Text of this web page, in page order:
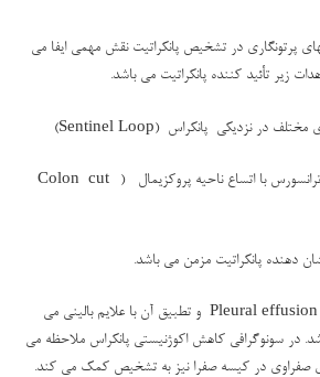
پرتونگاری در تشخیص پانکراتیت نقش مهمی ایفا می
زیر تأئید کننده پانکراتیت می باشد.
Sentinel Loop
)
Colon cut-
Pleural effusion و تطبیق آن با علایم بالینی می
باشد. در سونوگرافی کاهش اکوژنیستی پانکراس ملاحظه می
صفراوی در کیسه صفرا نیز به تشخیص کمک می کند.